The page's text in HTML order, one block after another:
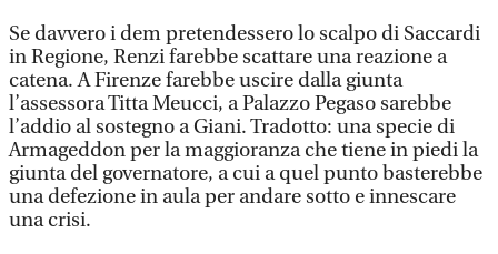
Se davvero i dem pretendessero lo scalpo di Saccardi
in Regione, Renzi farebbe scattare una reazione a
catena. A Firenze farebbe uscire dalla giunta
l’assessora Titta Meucci, a Palazzo Pegaso sarebbe
l’addio al sostegno a Giani. Tradotto: una specie di
Armageddon per la maggioranza che tiene in piedi la
giunta del governatore, a cui a quel punto basterebbe
una defezione in aula per andare sotto e innescare
una crisi.